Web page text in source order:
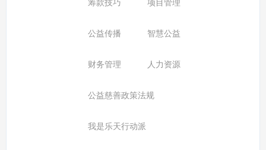
公益传播 智慧公益
财务管理 人力资源
公益慈善政策法规
我是乐天行动派